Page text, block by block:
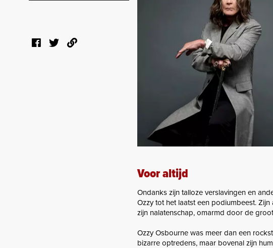
Voor altijd
Ondanks zijn talloze verslavingen en
Ozzy tot het laatst een podiumbeest.
zijn nalatenschap, omarmd door de
Ozzy Osbourne was meer dan een
bizarre optredens, maar bovenal zijn